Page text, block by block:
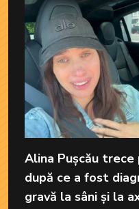
Alina Pușcău
după ce a fost
gravă la sâni și la